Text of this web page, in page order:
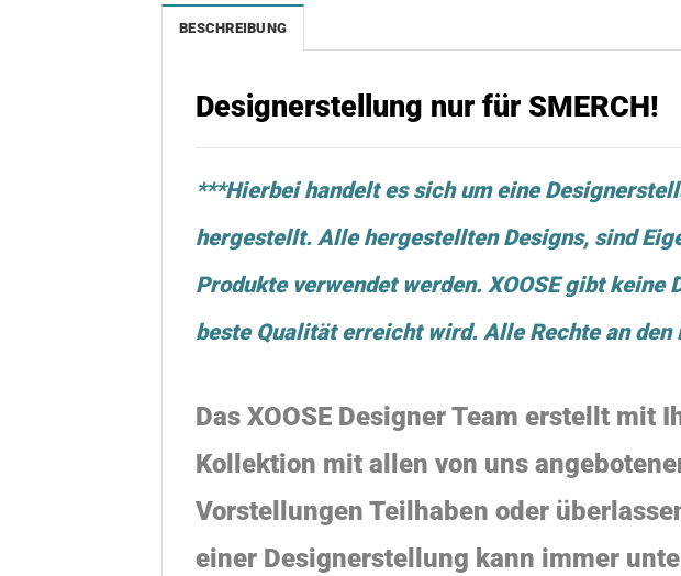
BESCHREIBUNG
Designerstellung nur für SMERCH!
***Hierbei handelt es sich um eine
hergestellt. Alle hergestellten Designs, sind
Produkte verwendet werden. XOOSE gibt
beste Qualität erreicht wird. Alle Rechte an
Das XOOSE Designer Team erstellt mit
Kollektion mit allen von uns
Vorstellungen Teilhaben oder
einer Designerstellung kann immer